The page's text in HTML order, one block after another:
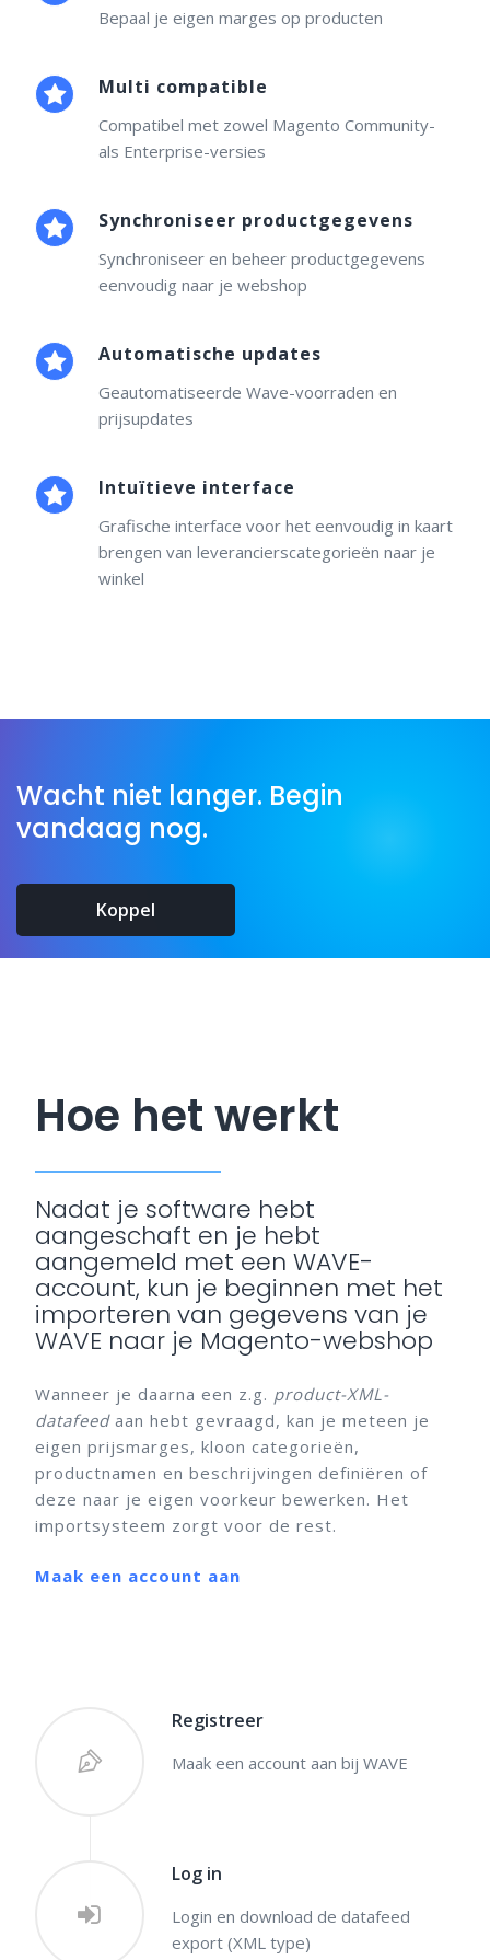
Bepaal je eigen marges op producten
Multi compatible
Compatibel met zowel Magento Community-
als Enterprise-versies
Synchroniseer productgegevens
Synchroniseer en beheer productgegevens
eenvoudig naar je webshop
Automatische updates
Geautomatiseerde Wave-voorraden en
prijsupdates
Intuïtieve interface
Grafische interface voor het eenvoudig in kaart
brengen van leverancierscategorieën naar je
winkel
Wacht niet langer. Begin
vandaag nog.
Koppel
Hoe het werkt
Nadat je software hebt
aangeschaft en je hebt
aangemeld met een WAVE-
account, kun je beginnen met het
importeren van gegevens van je
WAVE naar je Magento-webshop
Wanneer je daarna een z.g. product-XML-
datafeedaan hebt gevraagd, kan je meteen je
eigen prijsmarges, kloon categorieën,
productnamen en beschrijvingen definiëren of
deze naar je eigen voorkeur bewerken. Het
importsysteem zorgt voor de rest.
Maak een account aan
Registreer
Maak een account aan bij WAVE
Log in
Login en download de datafeed
export (XML type)